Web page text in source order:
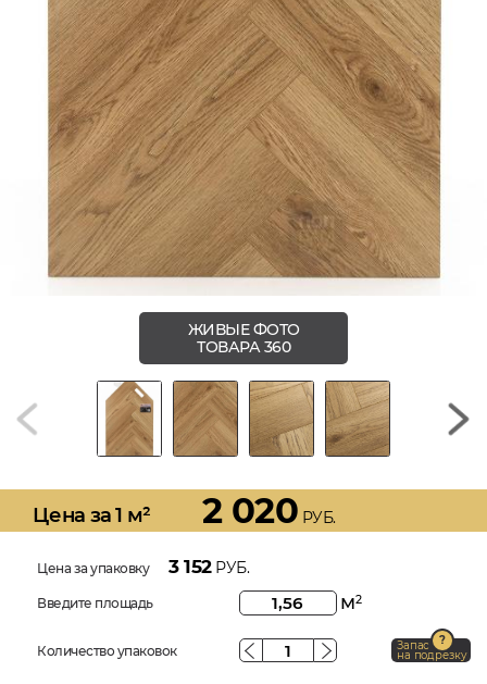
ЖИВЫЕ ФОТО
ТОВАРА 360
Цена за 1 м² 2 020 РУБ.
Цена за упаковку 3 152РУБ.
Введите площадь м2
Количество упаковок Запас
на подрезку